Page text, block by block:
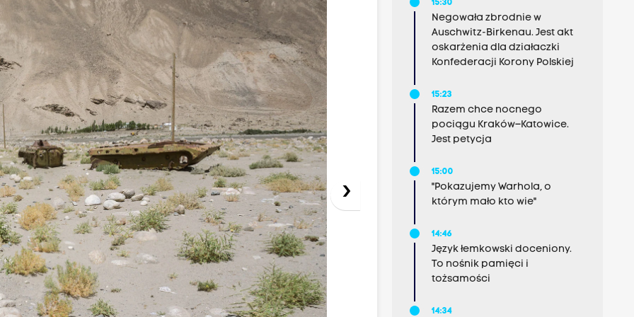
›
15:30
Negowała zbrodnie w
Auschwitz-Birkenau. Jest akt
oskarżenia dla działaczki
Konfederacji Korony Polskiej
15:23
Razem chce nocnego
pociągu Kraków–Katowice.
Jest petycja
15:00
"Pokazujemy Warhola, o
którym mało kto wie"
14:46
Język łemkowski doceniony.
To nośnik pamięci i
tożsamości
14:34